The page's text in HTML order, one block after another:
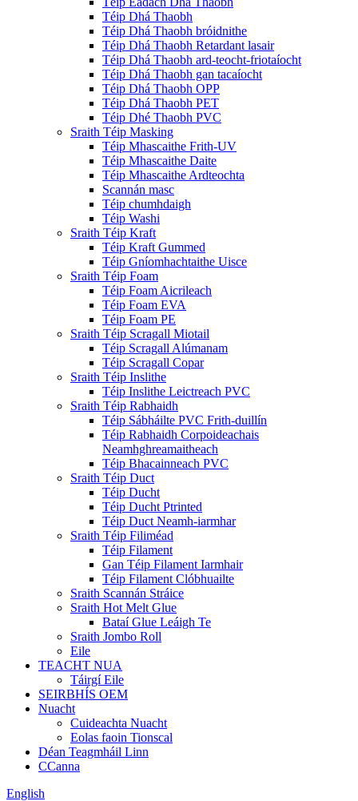
Téip Dhá Thaobh
Téip Dhá Thaobh bróidnithe
Téip Dhá Thaobh Retardant lasair
Téip Dhá Thaobh ard-teocht-friotaíocht
Téip Dhá Thaobh gan tacaíocht
Téip Dhá Thaobh OPP
Téip Dhá Thaobh PET
Téip Dhé Thaobh PVC
Sraith Téip Masking
Téip Mhascaithe Frith-UV
Téip Mhascaithe Daite
Téip Mhascaithe Ardteochta
Scannán masc
Téip chumhdaigh
Téip Washi
Sraith Téip Kraft
Téip Kraft Gummed
Téip Gníomhachtaithe Uisce
Sraith Téip Foam
Téip Foam Aicrileach
Téip Foam EVA
Téip Foam PE
Sraith Téip Scragall Miotail
Téip Scragall Alúmanam
Téip Scragall Copar
Sraith Téip Inslithe
Téip Inslithe Leictreach PVC
Sraith Téip Rabhaidh
Téip Sábháilte PVC Frith-duillín
Téip Rabhaidh Corpoideachais
Neamhghreamaitheach
Téip Bhacainneach PVC
Sraith Téip Duct
Téip Ducht
Téip Ducht Ptrinted
Téip Duct Neamh-iarmhar
Sraith Téip Filiméad
Téip Filament
Gan Téip Filament Iarmhair
Téip Filament Clóbhuailte
Sraith Scannán Stráice
Sraith Hot Melt Glue
Bataí Glue Leáigh Te
Sraith Jombo Roll
Eile
TEACHT NUA
Táirgí Eile
SEIRBHÍS OEM
Nuacht
Cuideachta Nuacht
Eolas faoin Tionscal
Déan Teagmháil Linn
CCanna
English